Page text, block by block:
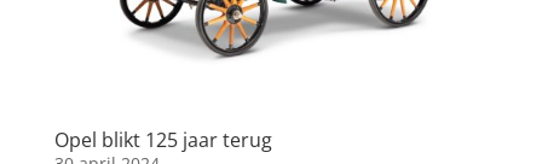
Opel blikt 125 jaar terug